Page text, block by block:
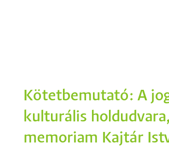
Kötetbemutató: A
kulturális
memoriam Kajtár